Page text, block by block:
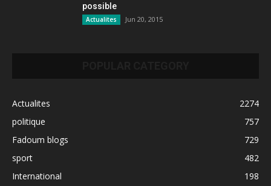
possible
Actualites Jun 20, 2015
Actualites
2274
politique
757
Fadoum blogs
729
sport
482
International
198